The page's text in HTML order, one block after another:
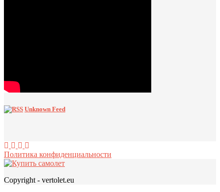
Unknown Feed
Политика конфиденциальности
Copyright - vertolet.eu